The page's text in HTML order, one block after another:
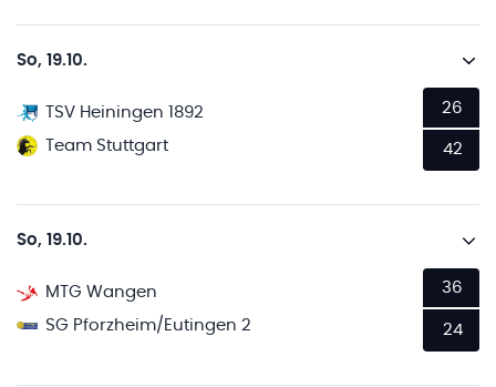
So, 19.10.
TSV Heiningen 1892
Team Stuttgart
26
42
So, 19.10.
MTG Wangen
SG Pforzheim/Eutingen 2
36
24